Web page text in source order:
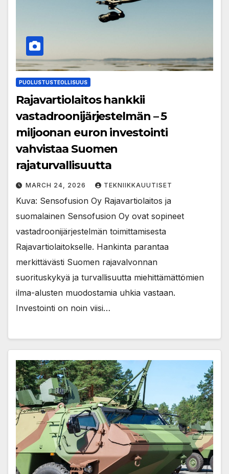
PUOLUSTUSTEOLLISUUS
Rajavartiolaitos hankkii
vastadroonijärjestelmän – 5
miljoonan euron investointi
vahvistaa Suomen
rajaturvallisuutta
MARCH 24, 2026 TEKNIIKKAUUTISET
Kuva: Sensofusion Oy Rajavartiolaitos ja
suomalainen Sensofusion Oy ovat sopineet
vastadroonijärjestelmän toimittamisesta
Rajavartiolaitokselle. Hankinta parantaa
merkittävästi Suomen rajavalvonnan
suorituskykyä ja turvallisuutta miehittämättömien
ilma-alusten muodostamia uhkia vastaan.
Investointi on noin viisi…